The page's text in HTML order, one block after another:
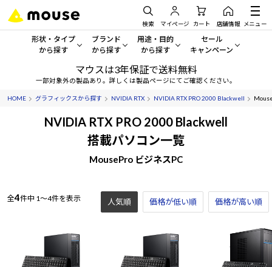
検索 マイページ カート 店舗情報 メニュー
形状・タイプ
から探す
形状・タイプから探す をすべてみる
デスクトップPC
ディスプレイ
ブランド
から探す
mouse
G TUNE
DAIV
MousePro
Copilot+ PC
用途・目的
から探す
一般向けパソコン
ゲーミングPC・ゲーム向けパソコン
ビジネス向けパソコン
学習向けパソコン
AIおすすめパソコン
セール
キャンペーン
セール・キャンペー
期間限定セール
マウスは3年保証で送料無料
一部対象外の製品あり。詳しくは製品ページにてご確認ください。
HOME グラフィックスから探す NVIDIA RTX NVIDIA RTX PRO 2000 Blackwell
NVIDIA RTX PRO 2000 Blackwell
搭載パソコン一覧
MousePro ビジネスPC
全4件中 1～4件を表示 人気順 価格が低い順 価格が高い順